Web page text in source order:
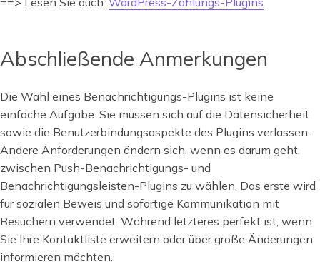
Abschließende Anmerkungen
Die Wahl eines Benachrichtigungs-Plugins ist keine
einfache Aufgabe. Sie müssen sich auf die Datensicherheit
sowie die Benutzerbindungsaspekte des Plugins verlassen.
Andere Anforderungen ändern sich, wenn es darum geht,
zwischen Push-Benachrichtigungs- und
Benachrichtigungsleisten-Plugins zu wählen. Das erste wird
für sozialen Beweis und sofortige Kommunikation mit
Besuchern verwendet. Während letzteres perfekt ist, wenn
Sie Ihre Kontaktliste erweitern oder über große Änderungen
informieren möchten.